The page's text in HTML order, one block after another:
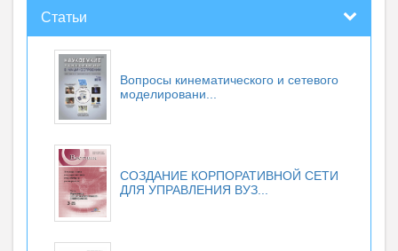
Статьи
Вопросы кинематического и сетевого
моделировани...
СОЗДАНИЕ КОРПОРАТИВНОЙ СЕТИ
ДЛЯ УПРАВЛЕНИЯ ВУЗ...